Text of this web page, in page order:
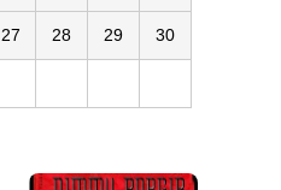
27 28 29 30